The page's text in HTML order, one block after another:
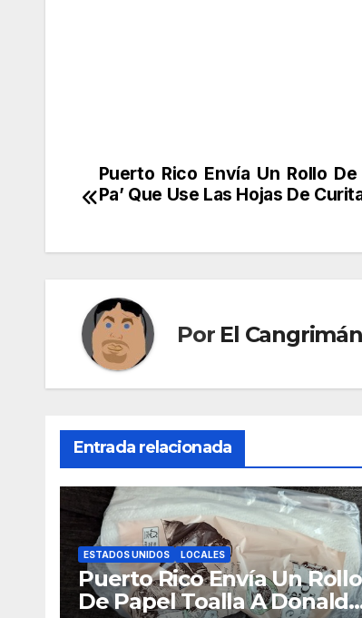
de
entradas
Puerto Rico Envía Un Rollo
Pa’ Que Use Las Hojas De
Por El Cangrimán
Entrada relacionada
ESTADOS UNIDOS LOCALES
Puerto Rico Envía Un Rollo
De Papel Toalla A Donald